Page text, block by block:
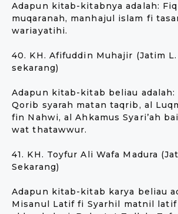
Adapun kitab-kitabnya adalah:
muqaranah, manhajul islam fi
wariayatihi.
40. KH. Afifuddin Muhajir (Jatim L.
sekarang)
Adapun kitab-kitab beliau
Qorib syarah matan taqrib, al
fin Nahwi, al Ahkamus Syari’ah
wat thatawwur.
41. KH. Toyfur Ali Wafa Madura
Sekarang)
Adapun kitab-kitab karya beliau
Misanul Latif fi Syarhil matnil